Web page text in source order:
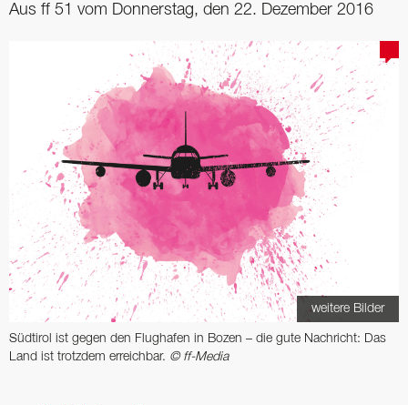
Aus ff 51 vom Donnerstag, den 22. Dezember 2016
weitere Bilder
Südtirol ist gegen den Flughafen in Bozen – die gute Nachricht: Das
Land ist trotzdem erreichbar. © ff-Media